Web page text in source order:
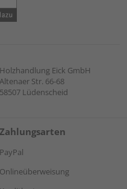
Holzhandlung Eick GmbH
Altenaer Str. 66-68
58507 Lüdenscheid
Zahlungsarten
PayPal
Onlineüberweisung